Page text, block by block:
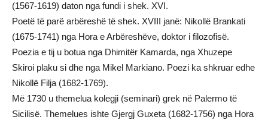
(1567-1619) daton nga fundi i shek. XVI.
Poetë të parë arbëreshë të shek. XVIII janë: Nikollë Brankati
(1675-1741) nga Hora e Arbëreshëve, doktor i filozofisë.
Poezia e tij u botua nga Dhimitër Kamarda, nga Xhuzepe
Skiroi plaku si dhe nga Mikel Markiano. Poezi ka shkruar edhe
Nikollë Filja (1682-1769).
Më 1730 u themelua kolegji (seminari) grek në Palermo të
Sicilisë. Themelues ishte Gjergj Guxeta (1682-1756) nga Hora